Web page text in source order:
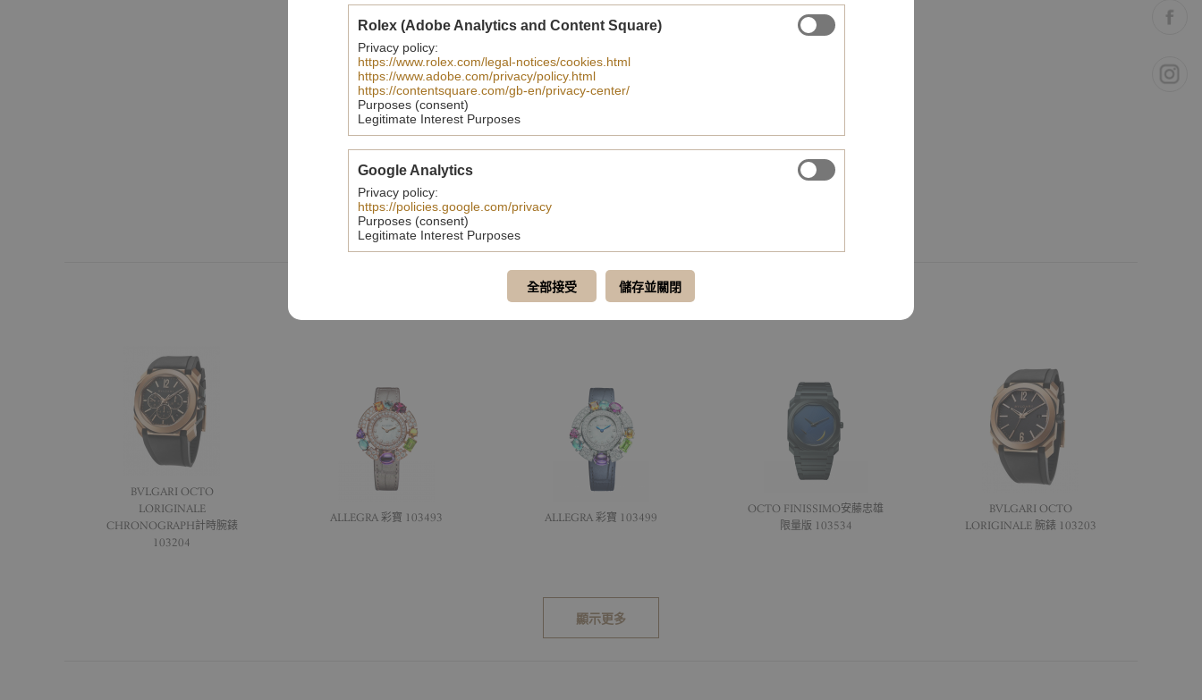
噴砂鈦金屬錶帶搭配摺疊錶扣
您可能也會喜歡
BVLGARI OCTO
L’ORIGINALE
CHRONOGRAPH計時腕錶
103204
ALLEGRA 彩寶 103493 ALLEGRA 彩寶 103499
OCTO FINISSIMO安藤忠雄
限量版 103534
BVLGARI OCTO
L’ORIGINALE 腕錶 103203
顯示更多
Rolex (Adobe Analytics and Content Square)
Privacy policy:
https://www.rolex.com/legal-notices/cookies.html
https://www.adobe.com/privacy/policy.html
https://contentsquare.com/gb-en/privacy-center/
Purposes (consent)
Legitimate Interest Purposes
Google Analytics
Privacy policy:
https://policies.google.com/privacy
Purposes (consent)
Legitimate Interest Purposes
全部接受 儲存並關閉